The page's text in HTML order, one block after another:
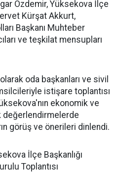
Özdemir, Yüksekova İlçe
Kürşat Akkurt,
Başkanı Muhteber
ve teşkilat mensupları
oda başkanları ve sivil
istişare toplantısı
ekonomik ve
değerlendirmelerde
görüş ve önerileri dinlendi.
İlçe Başkanlığı
Toplantısı